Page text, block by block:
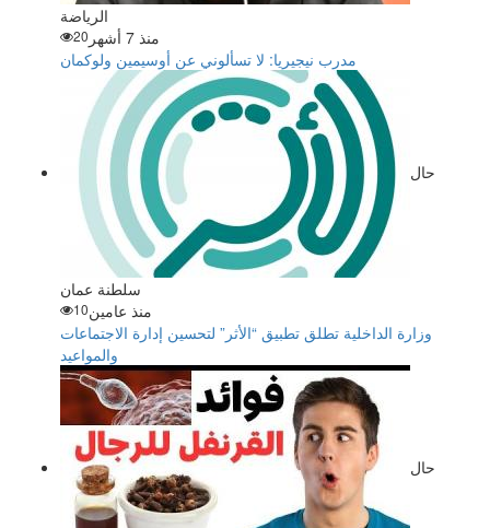
الرياضة
منذ 7 أشهر
20
مدرب نيجيريا: لا تسألوني عن أوسيمين ولوكمان
حال
سلطنة عمان
منذ عامين10
وزارة الداخلية تطلق تطبيق “الأثر” لتحسين إدارة الاجتماعات
والمواعيد
حال